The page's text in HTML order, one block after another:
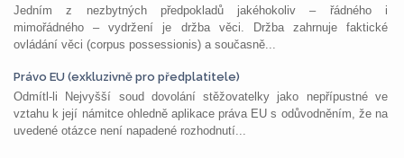
Jedním z nezbytných předpokladů jakéhokoliv – řádného i
mimořádného – vydržení je držba věci. Držba zahrnuje faktické
ovládání věci (corpus possessionis) a současně...
Právo EU (exkluzivně pro předplatitele)
Odmítl-li Nejvyšší soud dovolání stěžovatelky jako nepřípustné ve
vztahu k její námitce ohledně aplikace práva EU s odůvodněním, že na
uvedené otázce není napadené rozhodnutí...